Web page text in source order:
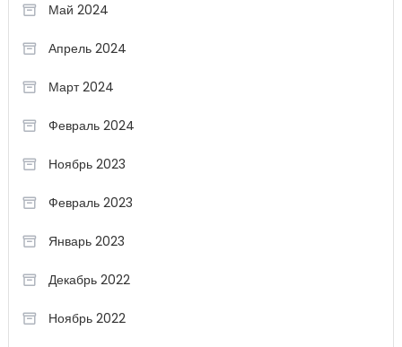
Май 2024
Апрель 2024
Март 2024
Февраль 2024
Ноябрь 2023
Февраль 2023
Январь 2023
Декабрь 2022
Ноябрь 2022